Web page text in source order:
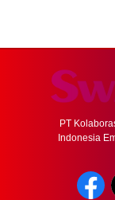
PT
Indonesia